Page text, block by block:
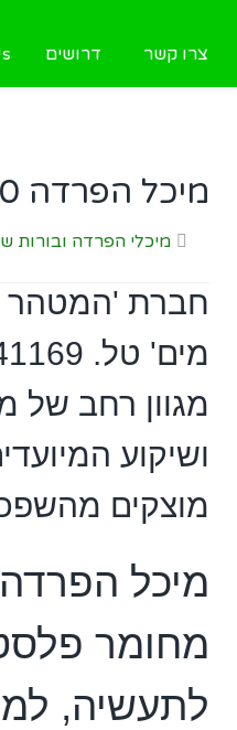
צרו קשר דרושים
מיכל הפרדה 120 ליטר
מיכלי הפרדה ובורות
חברת 'המטהר
מגוון רחב של
ושיקוע
מוצקים
מחומר
לתעשיה,